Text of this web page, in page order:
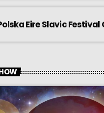
Eire Slavic Festival